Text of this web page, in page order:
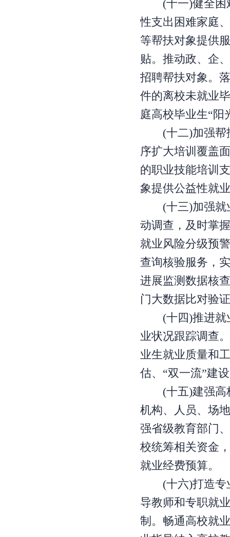
(十一)健全困难
性支出困难家庭
等帮扶对象提供
贴。推动政、企
招聘帮扶对象。
件的离校未就业
庭高校毕业生“阳
(十二)加强帮扶
序扩大培训覆盖
的职业技能培训
象提供公益性就
(十三)加强就业
动调查，及时掌
就业风险分级预
查询核验服务，
进展监测数据核
门大数据比对验
(十四)推进就业
业状况跟踪调查
业生就业质量和
估、“双一流”建
(十五)建强高校
机构、人员、场
强省级教育部门
校统筹相关资金
就业经费预算。
(十六)打造专业
导教师和专职就
制。畅通高校就